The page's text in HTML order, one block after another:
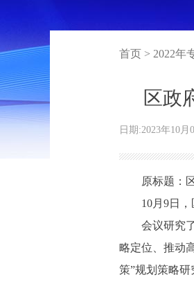
首页 > 2022年
区政
日期:2023年10月
原标题：区
10月9日，区
会议研究了
略定位、推动
策”规划策略